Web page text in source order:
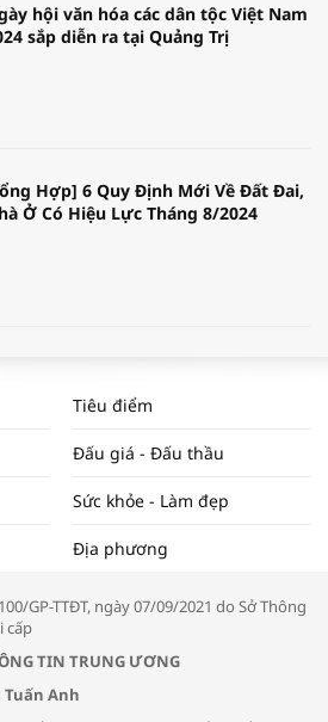
hội văn hóa các dân tộc Việt Nam
sắp diễn ra tại Quảng Trị
Hợp] 6 Quy Định Mới Về Đất Đai,
Ở Có Hiệu Lực Tháng 8/2024
NĂM 2024 VÀ NĂM 2025 | NHỊP
THỊ TRƯỜNG #62
đàm “Xúc tiến thương mại: Khơi
Tiêu điểm
Đấu giá - Đấu thầu
Sức khỏe - Làm đẹp
Địa phương
GP-TTĐT, ngày 07/09/2021 do Sở Thông
cấp
TIN TRUNG ƯƠNG
Tuấn Anh